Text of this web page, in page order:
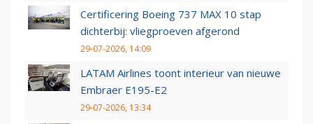
Certificering Boeing 737 MAX 10 stap
dichterbij: vliegproeven afgerond
29-07-2026, 14:09
LATAM Airlines toont interieur van nieuwe
Embraer E195-E2
29-07-2026, 13:34